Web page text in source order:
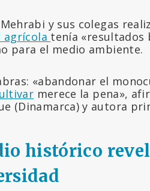
y sus colegas
agrícola tenía «resultados
para el medio ambiente.
«abandonar el
merece la pena»,
(Dinamarca) y autora
histórico